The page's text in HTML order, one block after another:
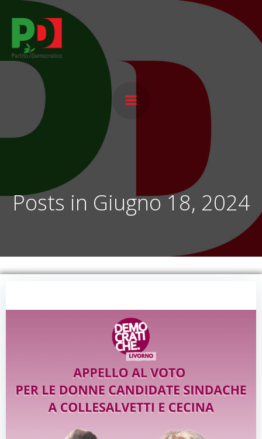
Posts in Giugno 18, 2024